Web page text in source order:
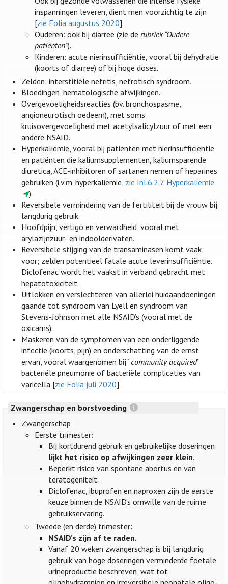
inspanningen leveren, dient men voorzichtig te zijn
[zie Folia augustus 2020].
Ouderen: ook bij diarree (zie derubriek “Oudere
patiënten”).
Kinderen: acute nierinsufficiëntie, vooral bij dehydratie
(koorts of diarree) of bij hoge doses.
Zelden: interstitiële nefritis, nefrotisch syndroom.
Bloedingen, hematologische afwijkingen.
Overgevoeligheidsreacties (bv. bronchospasme,
angioneurotisch oedeem), met soms
kruisovergevoeligheid met acetylsalicylzuur of met een
andere NSAID.
Hyperkaliëmie, vooral bij patiënten met nierinsufficiëntie
en patiënten die kaliumsupplementen, kaliumsparende
diuretica, ACE-inhibitoren of sartanen nemen of heparines
gebruiken (i.v.m. hyperkaliëmie, zie Inl.6.2.7. Hyperkaliëmie
).
Reversibele vermindering van de fertiliteit bij de vrouw bij
langdurig gebruik.
Hoofdpijn, vertigo en verwardheid, vooral met
arylazijnzuur- en indoolderivaten.
Reversibele stijging van de transaminasen komt vaak
voor; zelden potentieel fatale acute leverinsufficiëntie.
Diclofenac wordt het vaakst in verband gebracht met
hepatotoxiciteit.
Uitlokken en verslechteren van allerlei huidaandoeningen
gaande tot syndroom van Lyell en syndroom van
Stevens-Johnson met alle NSAID’s (vooral met de
oxicams).
Maskeren van de symptomen van een onderliggende
infectie (koorts, pijn) en onderschatting van de ernst
ervan, vooral waargenomen bij “community acquired”
bacteriële pneumonie of bacteriële complicaties van
varicella [zie Folia juli 2020].
Zwangerschap en borstvoeding
Zwangerschap
Eerste trimester:
Bij kortdurend gebruik en gebruikelijke doseringen
lijkt het risico op afwijkingen zeer klein.
Beperkt risico van spontane abortus en van
teratogeniteit.
Diclofenac, ibuprofen en naproxen zijn de eerste
keuze binnen de NSAID’s omwille van de ruime
gebruikservaring.
Tweede (en derde) trimester:
NSAID’s zijn af te raden.
Vanaf 20 weken zwangerschap is bij langdurig
gebruik van hoge doseringen verminderde foetale
urineproductie beschreven, wat tot